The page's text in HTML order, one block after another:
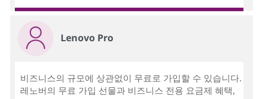
Lenovo Pro
비즈니스의 규모에 상관없이 무료로 가입할 수 있습니다.
레노버의 무료 가입 선물과 비즈니스 전용 요금제 혜택,